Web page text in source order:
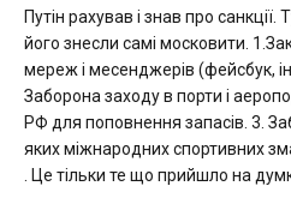
Путін рахував і знав про
його знесли самі московити.
мереж і месенджерів (фейсбук,
Заборона заходу в порти і
РФ для поповнення запасів. 3.
яких міжнародних спортивних
. Це тільки те що прийшло на